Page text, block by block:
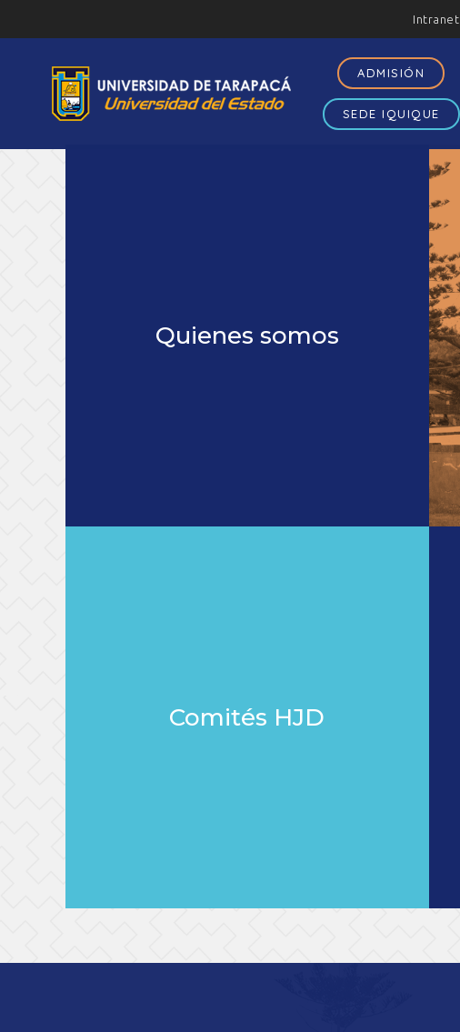
Intranet
ADMISIÓN
SEDE IQUIQUE
Quienes somos
Comités HJD